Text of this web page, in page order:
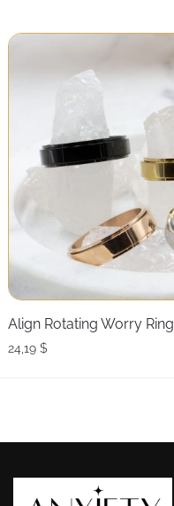
Align Rotating Worry Ring
24,19 $